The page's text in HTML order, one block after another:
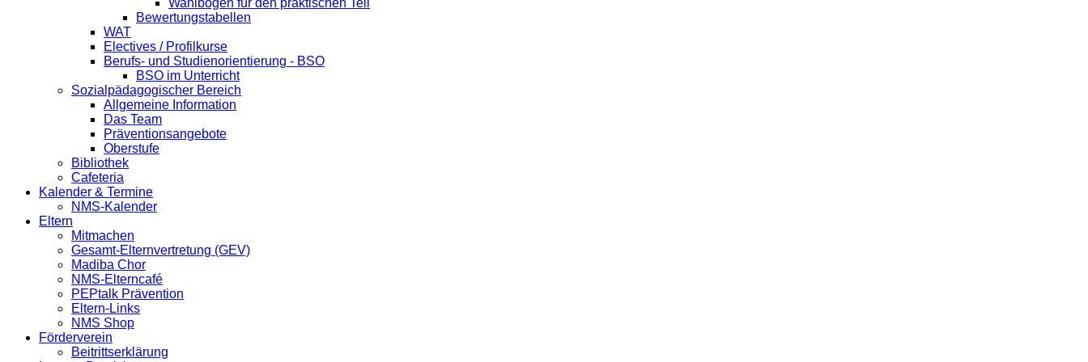
Wahlbogen für den praktischen Teil
Bewertungstabellen
WAT
Electives / Profilkurse
Berufs- und Studienorientierung - BSO
BSO im Unterricht
Sozialpädagogischer Bereich
Allgemeine Information
Das Team
Präventionsangebote
Oberstufe
Bibliothek
Cafeteria
Kalender & Termine
NMS-Kalender
Eltern
Mitmachen
Gesamt-Elternvertretung (GEV)
Madiba Chor
NMS-Elterncafé
PEPtalk Prävention
Eltern-Links
NMS Shop
Förderverein
Beitrittserklärung